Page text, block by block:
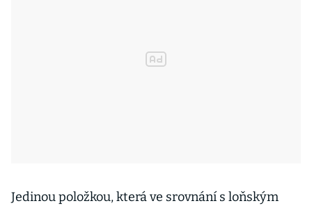
Jedinou položkou, která ve srovnání s loňským